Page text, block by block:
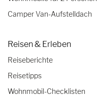
Camper Van-Aufstelldach
Reisen & Erleben
Reiseberichte
Reisetipps
Wohnmobil-Checklisten